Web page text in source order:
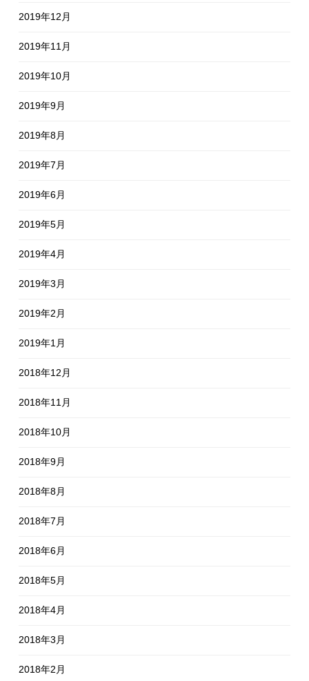
2019年12月
2019年11月
2019年10月
2019年9月
2019年8月
2019年7月
2019年6月
2019年5月
2019年4月
2019年3月
2019年2月
2019年1月
2018年12月
2018年11月
2018年10月
2018年9月
2018年8月
2018年7月
2018年6月
2018年5月
2018年4月
2018年3月
2018年2月